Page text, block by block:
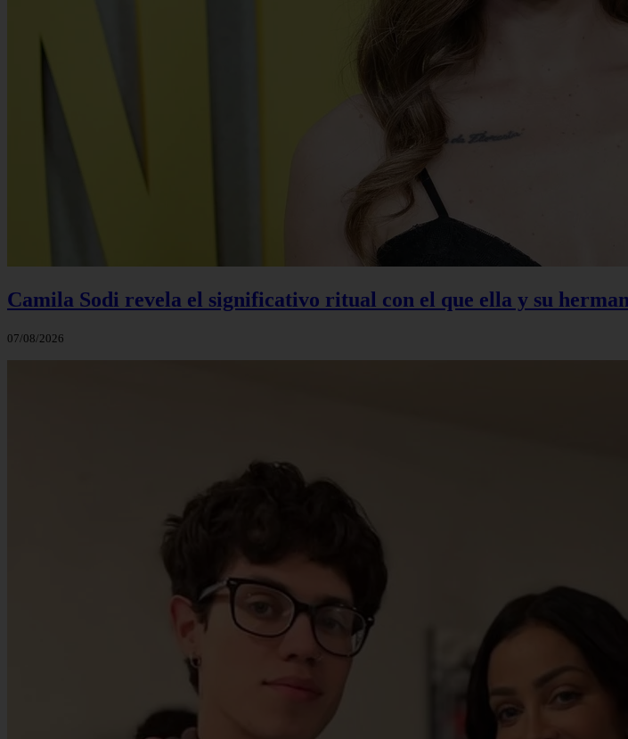
Camila Sodi revela el significativo ritual con el que ella y su
07/08/2026